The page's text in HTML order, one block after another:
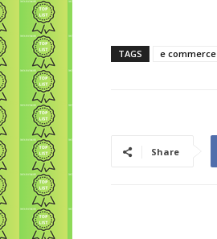
TAGS e commerce
Share